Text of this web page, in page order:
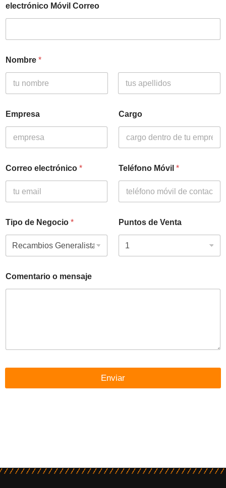
electrónico Móvil Correo
Nombre *
Empresa Cargo
Correo electrónico * Teléfono Móvil *
Tipo de Negocio * Puntos de Venta
Comentario o mensaje
Enviar